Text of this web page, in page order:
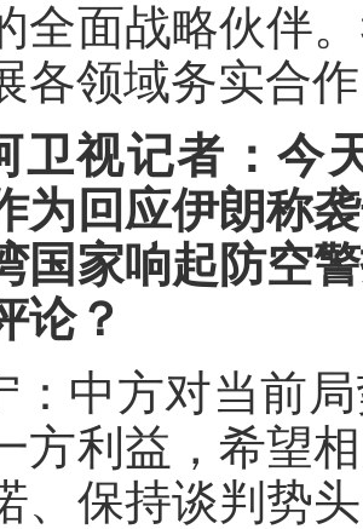
全面战略伙伴
各领域务实合
卫视记者：今
为回应伊朗称
国家响起防空
论？
：中方对当前
方利益，希望
、保持谈判势